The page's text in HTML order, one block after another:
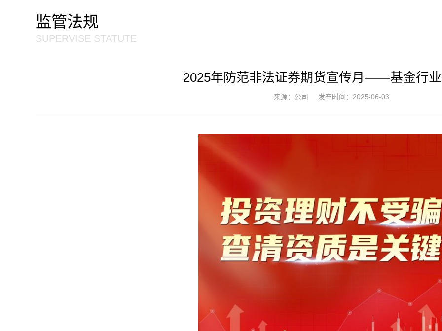
监管法规
SUPERVISE STATUTE
2025年防范非法证券期货宣传月——基金行
来源：公司 发布时间：2025-06-03